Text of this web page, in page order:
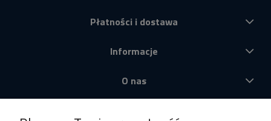
Płatności i dostawa
Informacje
O nas